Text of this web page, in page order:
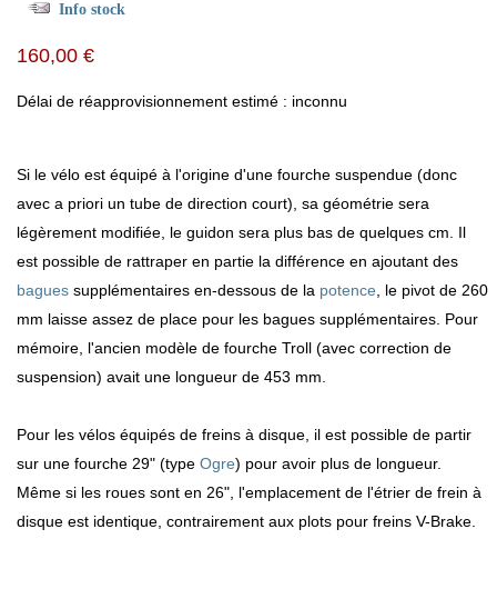
Info stock
160,00 €
Délai de réapprovisionnement estimé : inconnu
Si le vélo est équipé à l'origine d'une fourche suspendue (donc
avec a priori un tube de direction court), sa géométrie sera
légèrement modifiée, le guidon sera plus bas de quelques cm. Il
est possible de rattraper en partie la différence en ajoutant des
bagues supplémentaires en-dessous de la potence, le pivot de 260
mm laisse assez de place pour les bagues supplémentaires. Pour
mémoire, l'ancien modèle de fourche Troll (avec correction de
suspension) avait une longueur de 453 mm.
Pour les vélos équipés de freins à disque, il est possible de partir
sur une fourche 29" (type Ogre) pour avoir plus de longueur.
Même si les roues sont en 26", l'emplacement de l'étrier de frein à
disque est identique, contrairement aux plots pour freins V-Brake.